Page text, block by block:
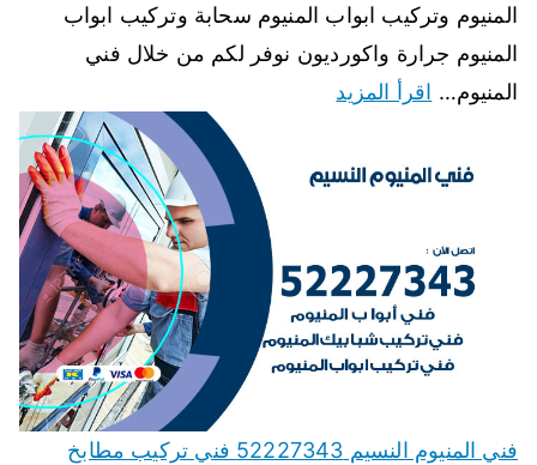
المنيوم وتركيب ابواب المنيوم سحابة وتركيب ابواب
المنيوم جرارة واكورديون نوفر لكم من خلال فني
المنيوم… اقرأ المزيد
فني المنيوم النسيم 52227343 فني تركيب مطابخ